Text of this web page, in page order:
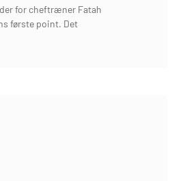
for cheftræner Fatah
første point. Det